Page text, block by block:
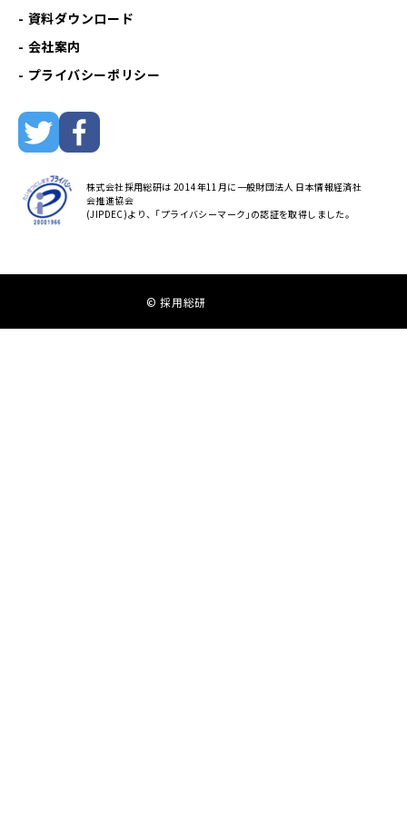
資料ダウンロード
会社案内
プライバシーポリシー
株式会社採用総研は 2014年11月に一般財団法人 日本情報経済社
会推進協会
(JIPDEC)より、｢プライバシーマーク｣の認証を取得しました。
© 採用総研